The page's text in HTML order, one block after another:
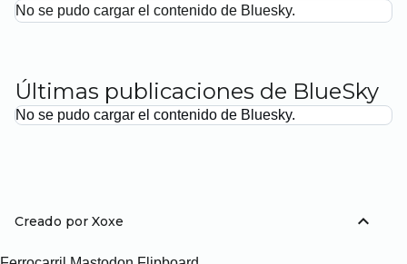
No se pudo cargar el contenido de Bluesky.
Últimas publicaciones de BlueSky
No se pudo cargar el contenido de Bluesky.
Creado por Xoxe expand_less